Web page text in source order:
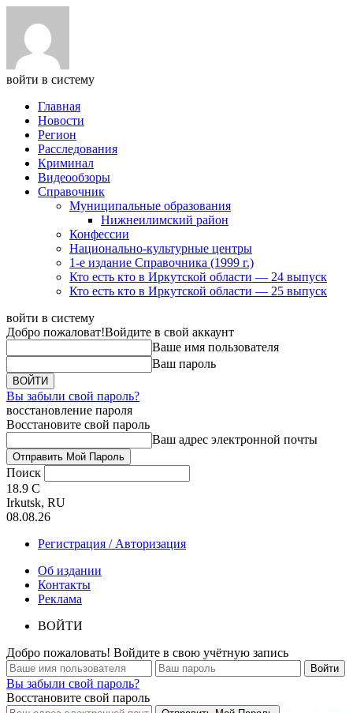
войти в систему
Главная
Новости
Регион
Расследования
Криминал
Видеообзоры
Справочник
Муниципальные образования
Нижнеилимский район
Конфессии
Национально-культурные центры
1-е издание Справочника (1999 г.)
Кто есть кто в Иркутской области — 24 выпуск
Кто есть кто в Иркутской области — 25 выпуск
войти в систему
Добро пожаловат!Войдите в свой аккаунт
Ваше имя пользователя
Ваш пароль
Вы забыли свой пароль?
восстановление пароля
Восстановите свой пароль
Ваш адрес электронной почты
Поиск
18.9 C
Irkutsk, RU
08.08.26
Регистрация / Авторизация
Об издании
Контакты
Реклама
ВОЙТИ
Добро пожаловать! Войдите в свою учётную запись
Вы забыли свой пароль?
Восстановите свой пароль